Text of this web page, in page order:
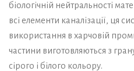
біологічній нейтральності
всі елементи каналізації, ця
використання в харчовій
частини виготовляються з
сірого і білого кольору.